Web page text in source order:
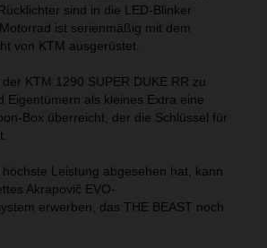
sind in die LED-Blinker
ist serienmäßig mit dem
von KTM ausgerüstet.
KTM 1290 SUPER DUKE RR zu
Eigentümern als kleines Extra eine
Box überreicht, der die Schlüssel für
Leistung abgesehen hat, kann
Akrapovič EVO-
erwerben, das THE BEAST noch